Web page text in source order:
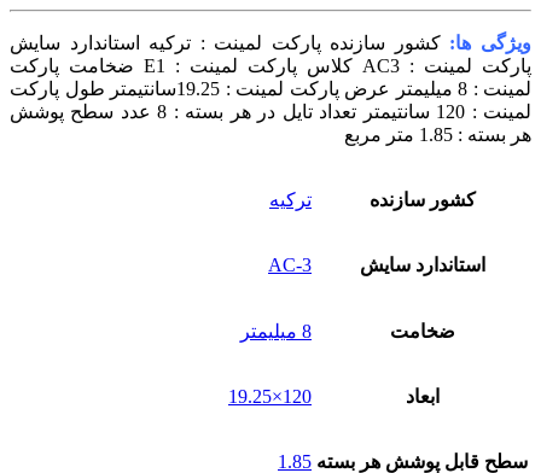
ویژگی ها: کشور سازنده پارکت لمینت : ترکیه استاندارد سایش
پارکت لمینت : AC3 کلاس پارکت لمینت : E1 ضخامت پارکت
لمینت : 8 میلیمتر عرض پارکت لمینت : 19.25سانتیمتر طول پارکت
لمینت : 120 سانتیمتر تعداد تایل در هر بسته : 8 عدد سطح پوشش
هر بسته : 1.85 متر مربع
کشور سازنده ترکیه
استاندارد سایش AC-3
ضخامت 8 میلیمتر
ابعاد 120×19.25
سطح قابل پوشش هر بسته 1.85